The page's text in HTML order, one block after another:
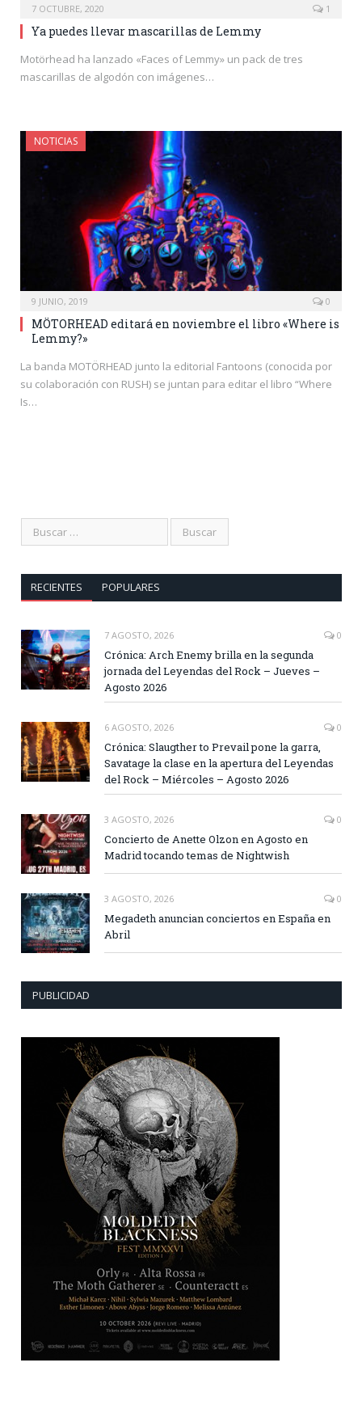
7 OCTUBRE, 2020 1
Ya puedes llevar mascarillas de Lemmy
Motörhead ha lanzado «Faces of Lemmy» un pack de tres
mascarillas de algodón con imágenes…
NOTICIAS
9 JUNIO, 2019 0
MÖTORHEAD editará en noviembre el libro «Where is
Lemmy?»
La banda MOTÖRHEAD junto la editorial Fantoons (conocida por
su colaboración con RUSH) se juntan para editar el libro “Where
Is…
RECIENTES POPULARES
7 AGOSTO, 2026 0
Crónica: Arch Enemy brilla en la segunda
jornada del Leyendas del Rock – Jueves –
Agosto 2026
6 AGOSTO, 2026 0
Crónica: Slaugther to Prevail pone la garra,
Savatage la clase en la apertura del Leyendas
del Rock – Miércoles – Agosto 2026
3 AGOSTO, 2026 0
Concierto de Anette Olzon en Agosto en
Madrid tocando temas de Nightwish
3 AGOSTO, 2026 0
Megadeth anuncian conciertos en España en
Abril
PUBLICIDAD